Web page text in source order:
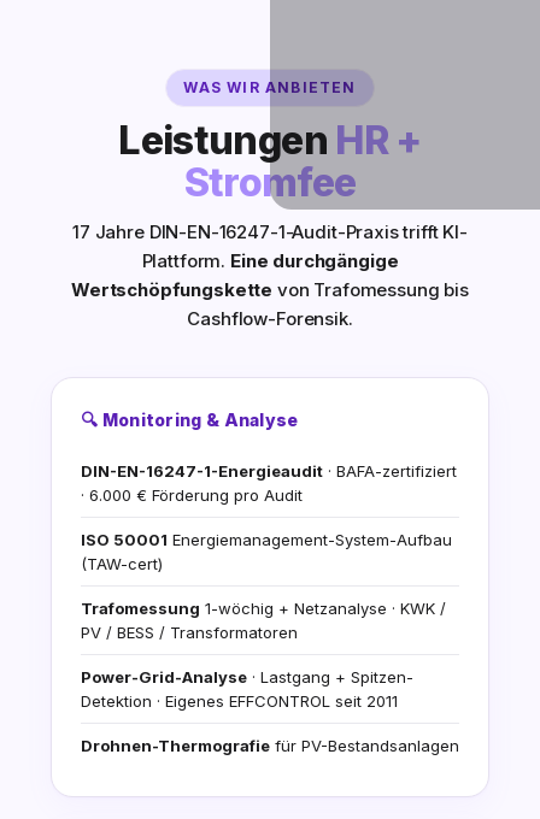
WAS WIR ANBIETEN
Leistungen HR +
Stromfee
17 Jahre DIN-EN-16247-1-Audit-Praxis trifft KI-
Plattform. Eine durchgängige
Wertschöpfungskette von Trafomessung bis
Cashflow-Forensik.
🔍 Monitoring & Analyse
DIN-EN-16247-1-Energieaudit · BAFA-zertifiziert
· 6.000 € Förderung pro Audit
ISO 50001 Energiemanagement-System-Aufbau
(TAW-cert)
Trafomessung 1-wöchig + Netzanalyse · KWK /
PV / BESS / Transformatoren
Power-Grid-Analyse · Lastgang + Spitzen-
Detektion · Eigenes EFFCONTROL seit 2011
Drohnen-Thermografie für PV-Bestandsanlagen